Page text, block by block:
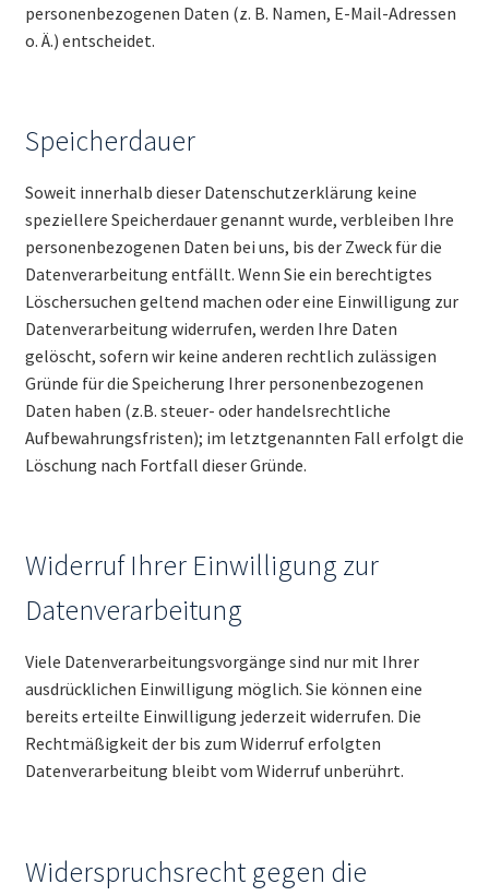
personenbezogenen Daten (z. B. Namen, E-Mail-Adressen
o. Ä.) entscheidet.
Speicherdauer
Soweit innerhalb dieser Datenschutzerklärung keine
speziellere Speicherdauer genannt wurde, verbleiben Ihre
personenbezogenen Daten bei uns, bis der Zweck für die
Datenverarbeitung entfällt. Wenn Sie ein berechtigtes
Löschersuchen geltend machen oder eine Einwilligung zur
Datenverarbeitung widerrufen, werden Ihre Daten
gelöscht, sofern wir keine anderen rechtlich zulässigen
Gründe für die Speicherung Ihrer personenbezogenen
Daten haben (z.B. steuer- oder handelsrechtliche
Aufbewahrungsfristen); im letztgenannten Fall erfolgt die
Löschung nach Fortfall dieser Gründe.
Widerruf Ihrer Einwilligung zur
Datenverarbeitung
Viele Datenverarbeitungsvorgänge sind nur mit Ihrer
ausdrücklichen Einwilligung möglich. Sie können eine
bereits erteilte Einwilligung jederzeit widerrufen. Die
Rechtmäßigkeit der bis zum Widerruf erfolgten
Datenverarbeitung bleibt vom Widerruf unberührt.
Widerspruchsrecht gegen die